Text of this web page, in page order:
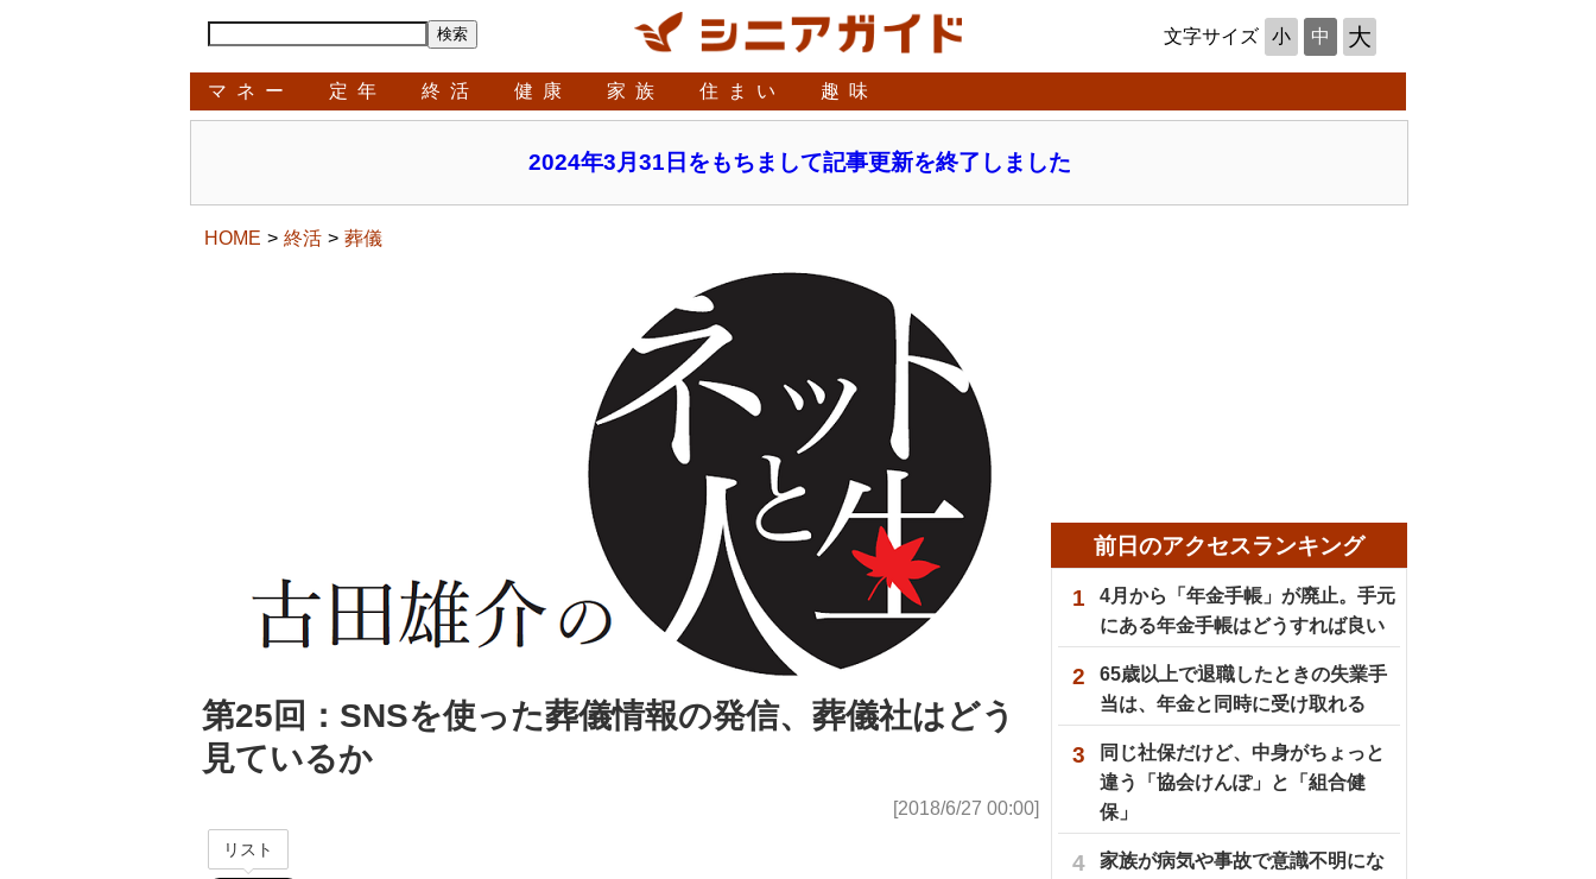
マネー 定年 終活 健康 家族 住まい 趣味
文字サイズ 小 中 大
2024年3月31日をもちまして記事更新を終了しました
HOME 終活 葬儀
第25回：SNSを使った葬儀情報の発信、葬儀社はどう
見ているか
[2018/6/27 00:00]
リスト
前日のアクセスランキング
1
4月から「年金手帳」が廃止。手元
にある年金手帳はどうすれば良い
2
65歳以上で退職したときの失業手
当は、年金と同時に受け取れる
3
同じ社保だけど、中身がちょっと
違う「協会けんぽ」と「組合健
保」
4
家族が病気や事故で意識不明にな